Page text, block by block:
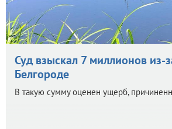
Суд взыскал 7 миллионов из-
Белгороде
В такую сумму оценен ущерб,